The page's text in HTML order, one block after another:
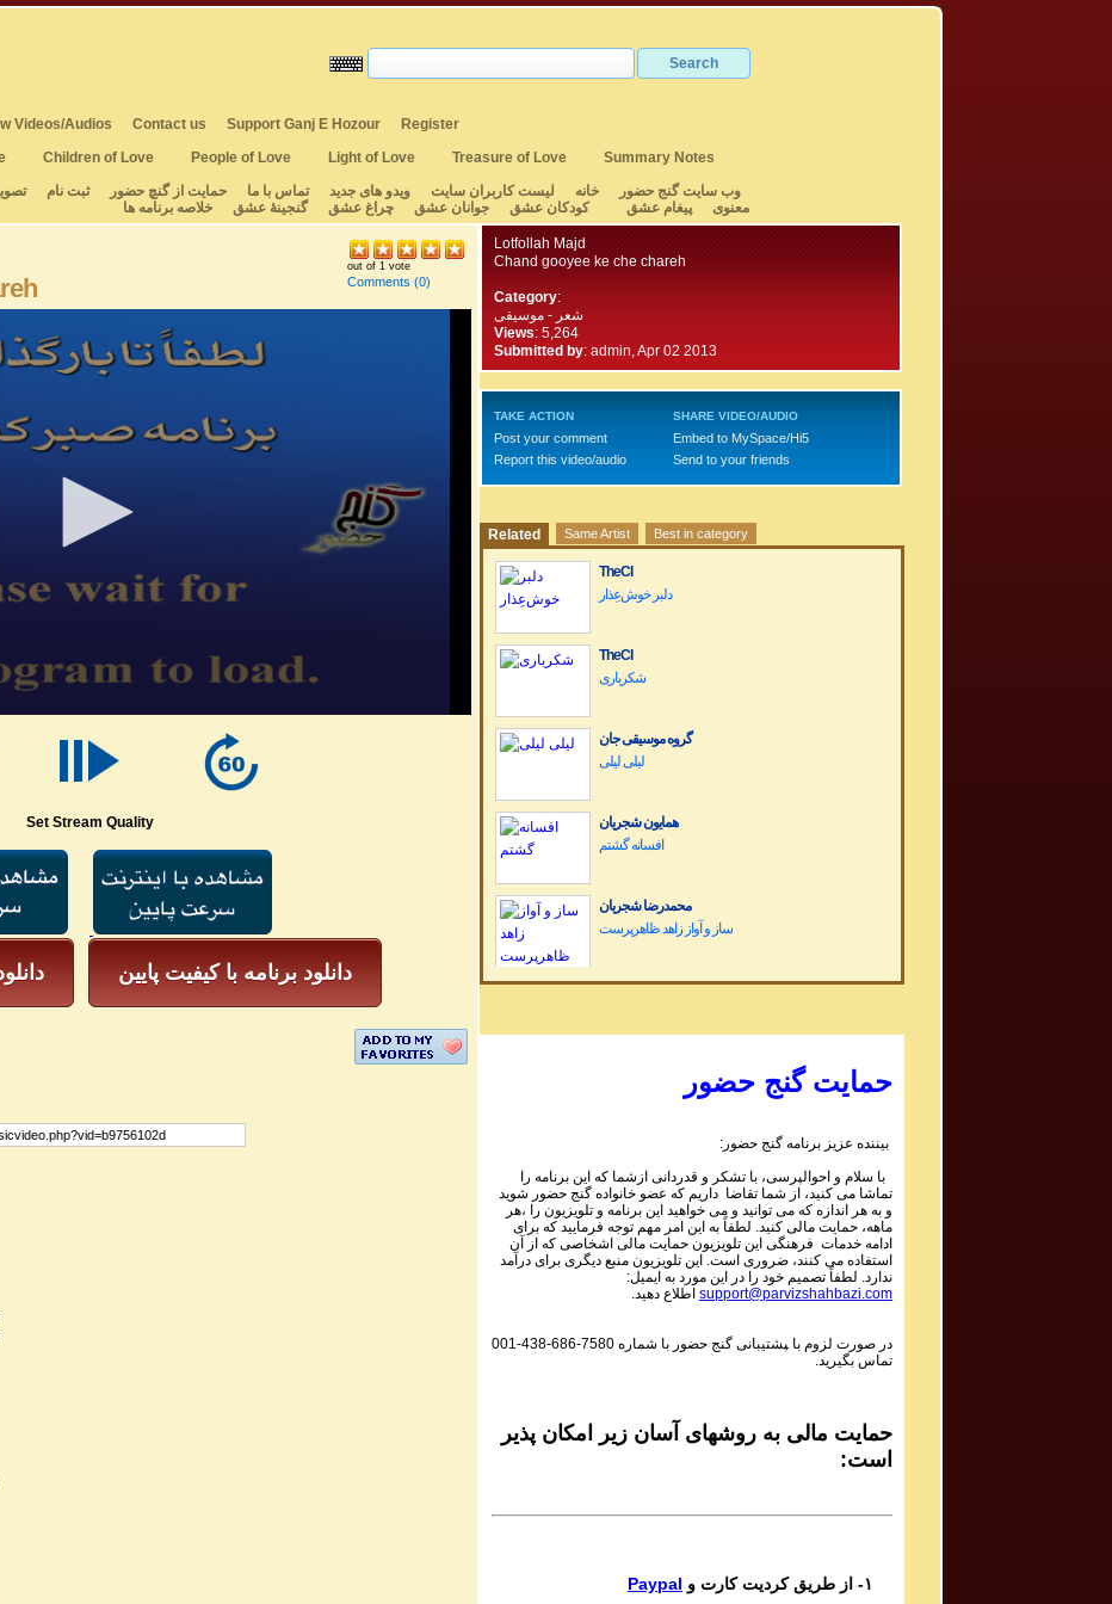
Videos/Audios Contact us Support Ganj E Hozour
Register
Children of Love People of Love Light of Love Treasure of Love
Summary Notes
وب سایت گنج حضور
خانه لیست کاربران سایت ویدو های جدید تماس با ما حمایت از گنچ حضور ثبت نام
معنوی
پیغام عشق کودکان عشق جوانان عشق چراغ عشق گنجینهٔ عشق خلاصه برنامه ها
out of 1 vote
Comments (0)
Set Stream Quality
دانلود برنامه با کیفیت پایین
Lotfollah Majd
Chand gooyee ke che chareh
Category:
شعر - موسیقی
Views: 5,264
Submitted by: admin, Apr 02 2013
TAKE ACTION
Post your comment
Report this video/audio
SHARE VIDEO/AUDIO
Embed to MySpace/Hi5
Send to your friends
Related Same Artist Best in category
TheCI
دلبر خوش‌عِذار
TheCI
شکرباری
گروه موسیقی جان
لیلی لیلی
همایون شجریان
افسانه گشتم
محمدرضا شجریان
Dariush Band Concert کنسرت گروه داریوش
Sadiq Tarif صدیق تعریف
Shaneh Bar Zolf
Mohsen Daie Nabi محسن دايی نبی
Mastaneh Sho
Dar in Raghs o Dar In Hayo hooy
Baagh e Nazar
Bigharar
Del Ava Ensemble گروه دل آوا
Reng
حمایت گنج حضور
بیننده عزیز برنامه گنج حضور:
با سلام و احوالپرسی، با تشکر و قدردانی ازشما که این برنامه را
تماشا می کنید، از شما تقاضا داریم که عضو خانواده گنج حضور شوید
و به هر اندازه که می توانید و می خواهید این برنامه و تلویزیون را ،هر
ماهه، حمایت مالی کنید. لطفاً به این امر مهم توجه فرمایید که برای
ادامه خدمات فرهنگی این تلویزیون حمایت مالی اشخاصی که از آن
استفاده می کنند، ضروری است. این تلویزیون منبع دیگری برای درآمد
ندارد. لطفاً تصمیم خود را در این مورد به ایمیل:
support@parvizshahbazi.com اطلاع دهید.
در صورت لزوم با ‍پشتیبانی گنج حضور با شماره 001-438-686-7580
تماس بگیرید.
حمایت مالی به روشهای آسان زیر امکان پذیر
است:
Paypal